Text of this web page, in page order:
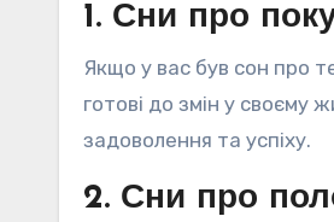
1. Сни про
Якщо у вас був сон про
готові до змін у
задоволення та успіху.
2. Сни про